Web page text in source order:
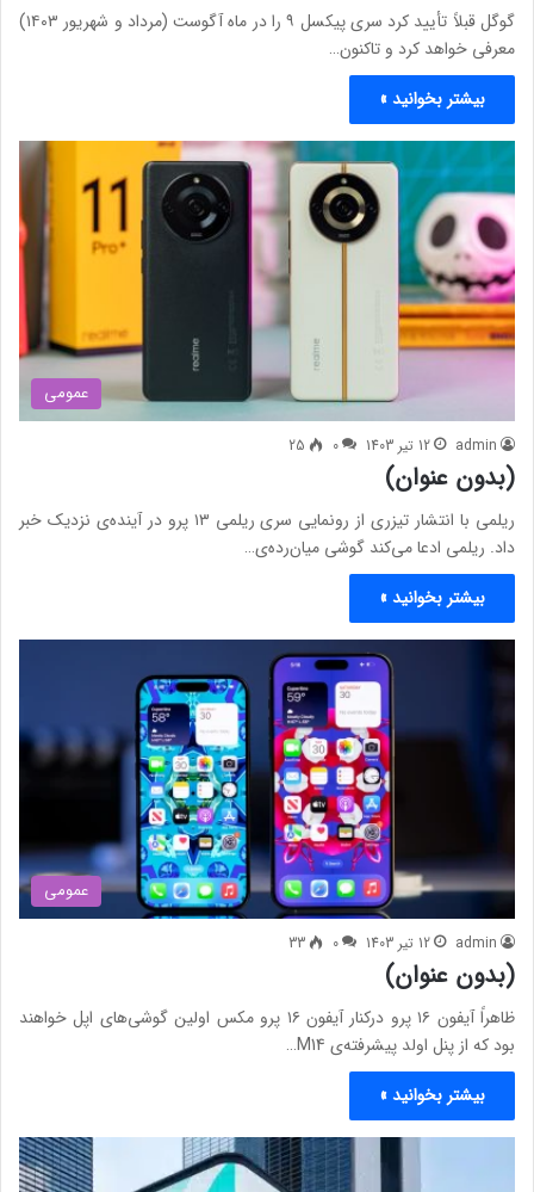
گوگل قبلاً تأیید کرد سری پیکسل ۹ را در ماه آگوست (مرداد و شهریور ۱۴۰۳)
معرفی خواهد کرد و تاکنون…
بیشتر بخوانید »
عمومی
admin 12 تیر 1403 0
25
(بدون عنوان)
ریلمی با انتشار تیزری از رونمایی سری ریلمی ۱۳ پرو در آینده‌ی نزدیک خبر
داد. ریلمی ادعا می‌کند گوشی میان‌رده‌ی…
بیشتر بخوانید »
عمومی
admin 12 تیر 1403 0
33
(بدون عنوان)
ظاهراً آیفون ۱۶ پرو درکنار ​​آیفون ۱۶ پرو مکس اولین گوشی‌های اپل خواهند
بود که از پنل اولد پیشرفته‌ی M14…
بیشتر بخوانید »